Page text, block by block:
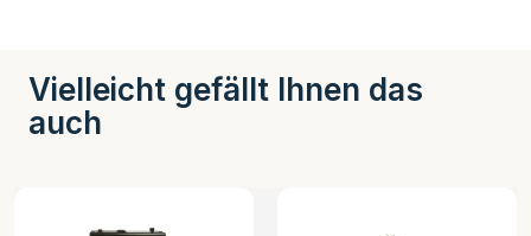
Vielleicht gefällt Ihnen das
auch